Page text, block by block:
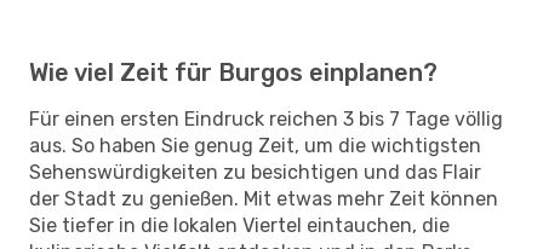
Wie viel Zeit für Burgos einplanen?
Für einen ersten Eindruck reichen 3 bis 7 Tage völlig
aus. So haben Sie genug Zeit, um die wichtigsten
Sehenswürdigkeiten zu besichtigen und das Flair
der Stadt zu genießen. Mit etwas mehr Zeit können
Sie tiefer in die lokalen Viertel eintauchen, die